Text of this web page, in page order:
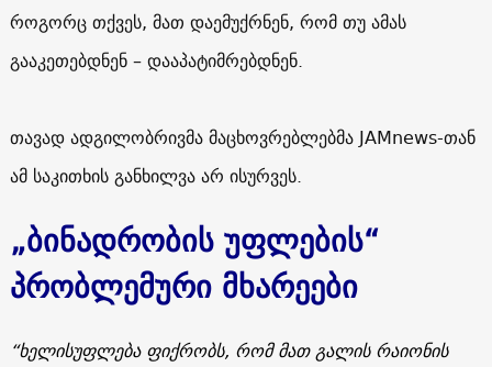
როგორც თქვეს, მათ დაემუქრნენ, რომ თუ ამას
გააკეთებდნენ – დააპატიმრებდნენ.
თავად ადგილობრივმა მაცხოვრებლებმაJAMnews-თან
ამ საკითხის განხილვა არ ისურვეს.
„ბინადრობის უფლების“
პრობლემური მხარეები
“ხელისუფლება ფიქრობს, რომ მათ გალის რაიონის